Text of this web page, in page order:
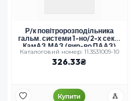
Р/к повітророзподільника
гальм. системи 1-но/2-х секц.
КамАЗ,МАЗ (вир-во ПААЗ)
Каталоговий номер: 11.3531009-10
326.33
Купити